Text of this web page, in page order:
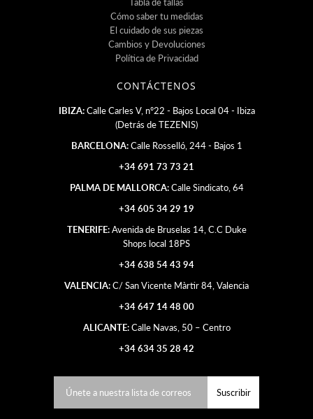
Tabla de tallas
Cómo saber tu medidas
El cuidado de sus piezas
Cambios y Devoluciones
Política de Privacidad
CONTÁCTENOS
IBIZA:Calle Carles V, nº22 - Bajos Local 04 - Ibiza
(Detrás de TEZENIS)
BARCELONA:Calle Rosselló, 244 - Bajos 1
+34 691 73 73 21
PALMA DE MALLORCA:Calle Sindicato, 64
+34 605 34 29 19
TENERIFE:Avenida de Bruselas 14, C.C Duke
Shops local 18PS
+34 638 54 43 94
VALENCIA:C/ San Vicente Màrtir 84, Valencia
+34 647 14 48 00
ALICANTE:Calle Navas, 50 – Centro
+34 634 35 28 42